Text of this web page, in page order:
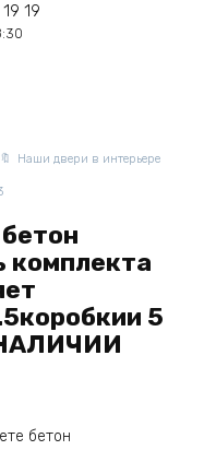
19
Наши двери в интерьере
комплекта
5
бетон